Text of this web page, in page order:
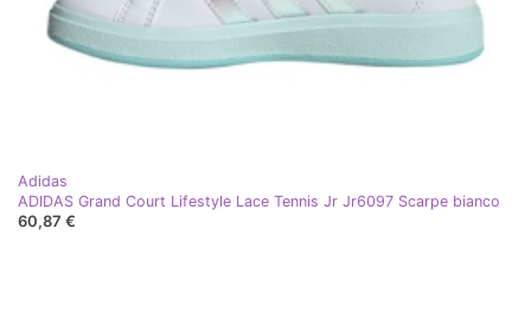
Adidas
ADIDAS Grand Court Lifestyle Lace Tennis Jr Jr6097 Scarpe bianco
60,87 €